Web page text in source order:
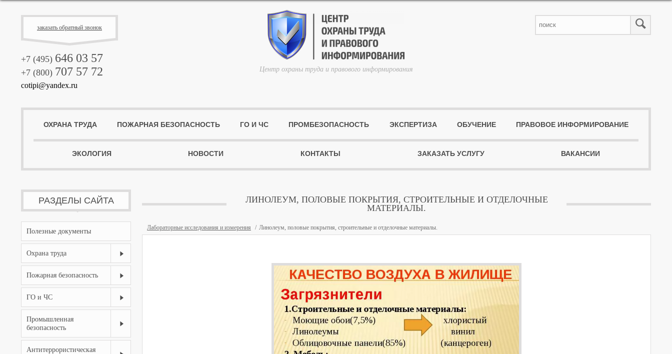
заказать обратный звонок
+7 (495) 646 03 57
+7 (800) 707 57 72
cotipi@yandex.ru
Центр охраны труда и правового информирования
ОХРАНА ТРУДА ПОЖАРНАЯ БЕЗОПАСНОСТЬ ГО И ЧС ПРОМБЕЗОПАСНОСТЬ ЭКСПЕРТИЗА ОБУЧЕНИЕ ПРАВОВОЕ ИНФОРМИРОВАНИЕ
ЭКОЛОГИЯ НОВОСТИ КОНТАКТЫ ЗАКАЗАТЬ УСЛУГУ ВАКАНСИИ
РАЗДЕЛЫ САЙТА
Полезные документы
Охрана труда
Пожарная безопасность
ГО и ЧС
Промышленная
безопасность
Антитеррористическая
ЛИНОЛЕУМ, ПОЛОВЫЕ ПОКРЫТИЯ, СТРОИТЕЛЬНЫЕ И ОТДЕЛОЧНЫЕ
МАТЕРИАЛЫ.
Лабораторные исследования и измерения Линолеум, половые покрытия, строительные и отделочные материалы.